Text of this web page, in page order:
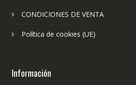
CONDICIONES DE VENTA
Política de cookies (UE)
Información